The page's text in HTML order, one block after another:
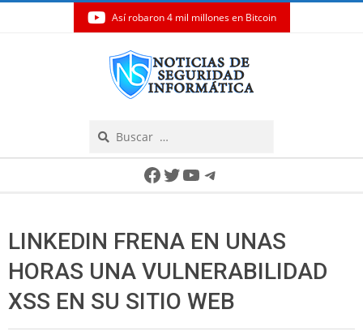
Así robaron 4 mil millones en Bitcoin
Facebook
Twitter
YouTube
Telegram
LINKEDIN FRENA EN UNAS
HORAS UNA VULNERABILIDAD
XSS EN SU SITIO WEB